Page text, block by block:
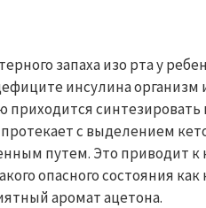
запаха изо рта у
инсулина
приходится
с выделением
путем. Это приводит к
опасного состояния
аромат ацетона.